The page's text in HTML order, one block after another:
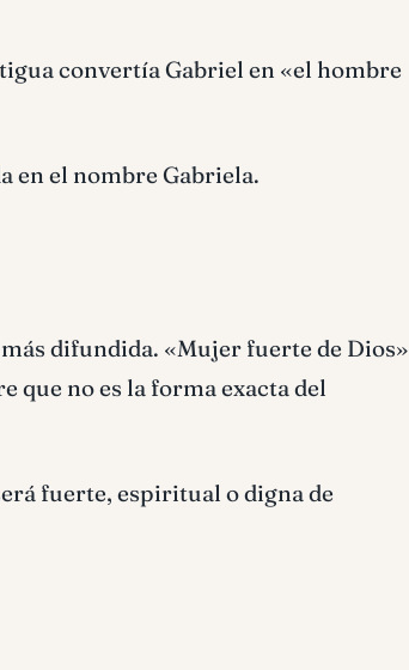
convertía Gabriel en «el hombre
en el nombre Gabriela.
difundida. «Mujer fuerte de Dios»
que no es la forma exacta del
fuerte, espiritual o digna de